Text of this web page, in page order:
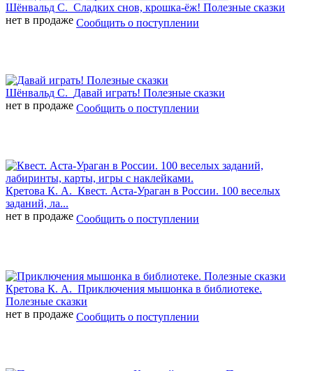
Шёнвальд С. Сладких снов, крошка-ёж! Полезные сказки
нет в продаже Сообщить о поступлении
Шёнвальд С. Давай играть! Полезные сказки
нет в продаже Сообщить о поступлении
Кретова К. А. Квест. Аста-Ураган в России. 100 веселых
заданий, ла...
нет в продаже Сообщить о поступлении
Кретова К. А. Приключения мышонка в библиотеке.
Полезные сказки
нет в продаже Сообщить о поступлении